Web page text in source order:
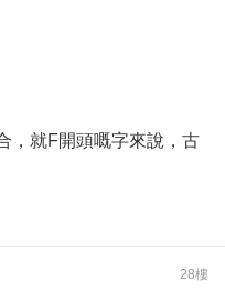
，就F開頭嘅字來說，古
28樓